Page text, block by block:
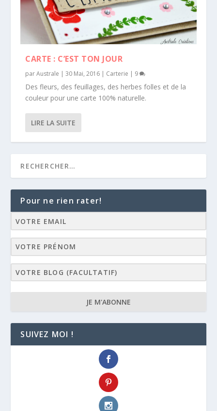
CARTE : C’EST TON JOUR
parAustrale |30 Mai, 2016 | Carterie | 9
Des fleurs, des feuillages, des herbes folles et de la
couleur pour une carte 100% naturelle.
LIRE LA SUITE
Pour ne rien rater!
JE M'ABONNE
SUIVEZ MOI !